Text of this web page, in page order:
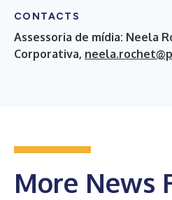
CONTACTS
Assessoria de mídia: Neela
Corporativa,
More News